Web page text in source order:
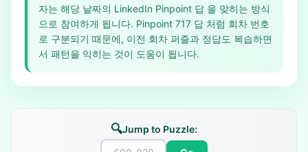
자는 해당 날짜의 LinkedIn Pinpoint 답 을 맞히는 방식
으로 참여하게 됩니다. Pinpoint 717 답 처럼 회차 번호
로 구분되기 때문에, 이전 회차 퍼즐과 정답도 복습하면
서 패턴을 익히는 것이 도움이 됩니다.
🔍Jump to Puzzle: